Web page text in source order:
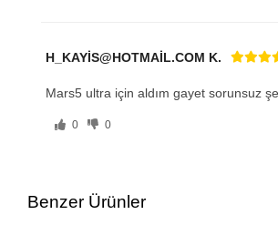
H_KAYİS@HOTMAİL.COM K.
Mars5 ultra için aldım gayet sorunsuz
0 0
Benzer Ürünler